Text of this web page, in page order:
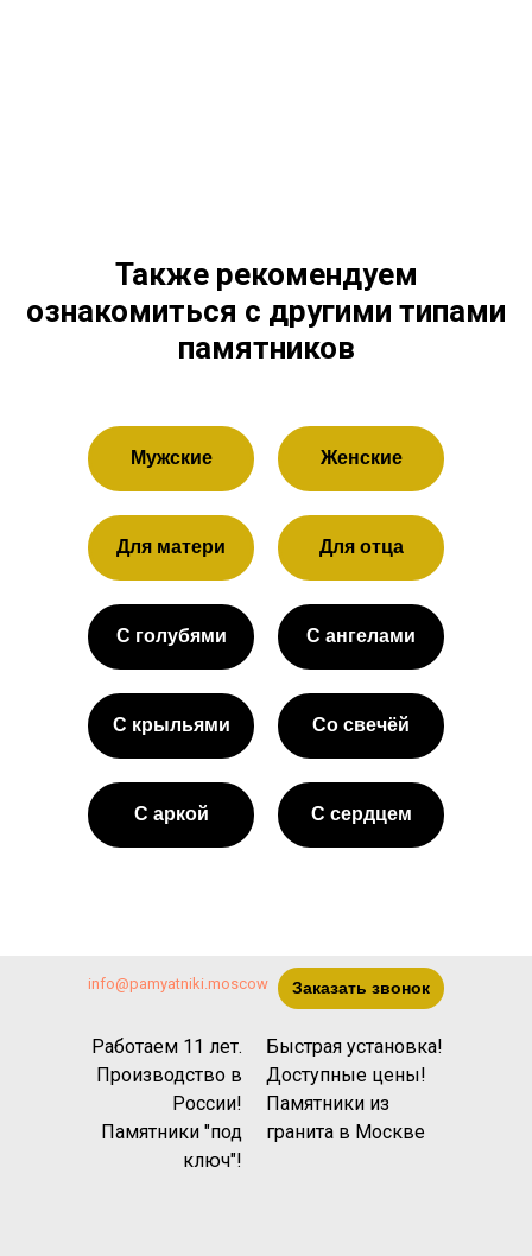
Также рекомендуем
ознакомиться с другими типами
памятников
Мужские Женские
Для отца
Для матери
С ангелами
С голубями
Со свечёй
С сердцем
С аркой
С крыльями
Работаем 11 лет.
Производство в
России!
Памятники "под
ключ"!
info@pamyatniki.moscow
Быстрая установка!
Доступные цены!
Памятники из
гранита в Москве
Заказать звонок